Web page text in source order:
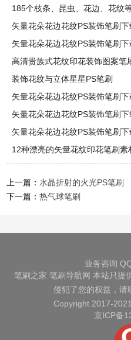
185个枝条、昆虫、花边、花纹
矢量花朵花边花纹PS装饰笔刷下
矢量花朵花边花纹PS装饰笔刷下
高清贵族式花纹印花装饰图案笔
装饰花纹与立体星星PS笔刷
矢量花朵花边花纹PS装饰笔刷下
矢量花朵花边花纹PS装饰笔刷
矢量花朵花边花纹PS装饰笔刷
12种漂亮的矢量花纹印花笔刷素
上一篇：水晶折射的火光PS笔刷
下一篇：热气球笔刷
业务咨询
笔刷之家 笔刷导航网 本站只提
侵犯了您的权益，请
Copyright 2017-
京ICP备